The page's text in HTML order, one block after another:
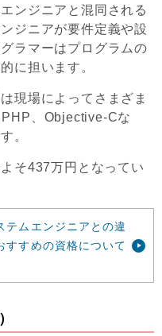
ンジニアと混同される
ジニアが要件定義や設
ラマーはプログラムの
に担います。
現場によってさまざま
、Objective-Cな
。
そ437万円となってい
テムエンジニアとの違
すすめの資格について